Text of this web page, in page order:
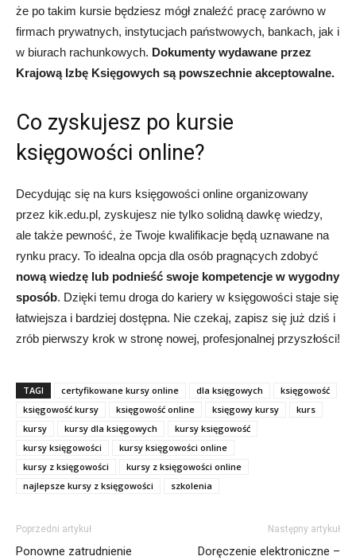
że po takim kursie będziesz mógł znaleźć pracę zarówno w
firmach prywatnych, instytucjach państwowych, bankach, jak i
w biurach rachunkowych. Dokumenty wydawane przez
Krajową Izbę Księgowych są powszechnie akceptowalne.
Co zyskujesz po kursie
księgowości online?
Decydując się na kurs księgowości online organizowany
przez kik.edu.pl, zyskujesz nie tylko solidną dawkę wiedzy,
ale także pewność, że Twoje kwalifikacje będą uznawane na
rynku pracy. To idealna opcja dla osób pragnących zdobyć
nową wiedzę lub podnieść swoje kompetencje w wygodny
sposób. Dzięki temu droga do kariery w księgowości staje się
łatwiejsza i bardziej dostępna. Nie czekaj, zapisz się już dziś i
zrób pierwszy krok w stronę nowej, profesjonalnej przyszłości!
TAGI certyfikowane kursy online dla księgowych
księgowość
księgowość kursy
księgowość online księgowy kursy
kurs
kursy
kursy dla księgowych
kursy księgowość
kursy księgowości
kursy księgowości online
kursy z księgowości
kursy z księgowości online
najlepsze kursy z księgowości
szkolenia
Poprzedni artykuł
Ponowne zatrudnienie
Następny artykuł
Doręczenie elektroniczne –